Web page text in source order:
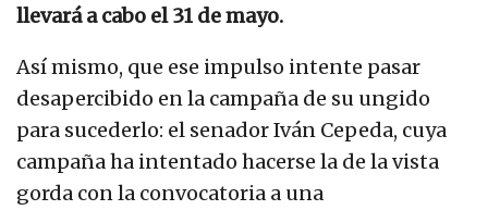
llevará a cabo el 31 de mayo.
Así mismo, que ese impulso intente pasar
desapercibido en la campaña de su ungido
para sucederlo: el senador Iván Cepeda, cuya
campaña ha intentado hacerse la de la vista
gorda con la convocatoria a una